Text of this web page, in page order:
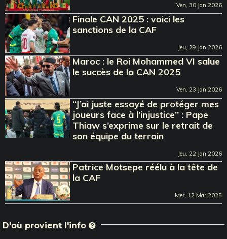
Ven, 30 Jan 2026
Finale CAN 2025 : voici les
sanctions de la CAF
Jeu, 29 Jan 2026
Maroc : le Roi Mohammed VI salue
le succès de la CAN 2025
Ven, 23 Jan 2026
‘‘J’ai juste essayé de protéger mes
joueurs face à l’injustice’’ : Pape
Thiaw s’exprime sur le retrait de
son équipe du terrain
Jeu, 22 Jan 2026
Patrice Motsepe réélu à la tête de
la CAF
Mer, 12 Mar 2025
D'où provient l'info